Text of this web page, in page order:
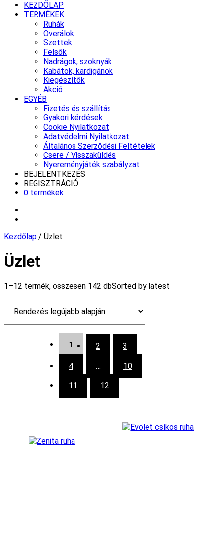
KEZDŐLAP
TERMÉKEK
Ruhák
Overálok
Szettek
Felsők
Nadrágok, szoknyák
Kabátok, kardigánok
Kiegészítők
Akció
EGYÉB
Fizetés és szállítás
Gyakori kérdések
Cookie Nyilatkozat
Adatvédelmi Nyilatkozat
Általános Szerződési Feltételek
Csere / Visszaküldés
Nyereményjáték szabályzat
BEJELENTKEZÉS
REGISZTRÁCIÓ
0 termékek
Kezdőlap / Üzlet
Üzlet
1–12 termék, összesen 142 dbSorted by latest
1 2 3
4 … 10
11 12